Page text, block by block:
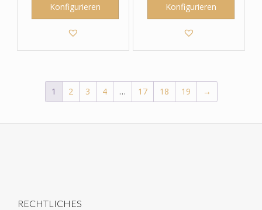
Konfigurieren Konfigurieren
1 2 3 4 … 17 18 19 →
RECHTLICHES